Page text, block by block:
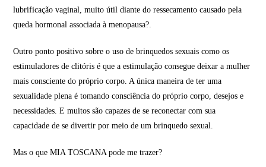
lubrificação vaginal, muito útil diante do ressecamento causado pela
queda hormonal associada à menopausa?.
Outro ponto positivo sobre o uso de brinquedos sexuais como os
estimuladores de clitóris é que a estimulação consegue deixar a mulher
mais consciente do próprio corpo. A única maneira de ter uma
sexualidade plena é tomando consciência do próprio corpo, desejos e
necessidades. E muitos são capazes de se reconectar com sua
capacidade de se divertir por meio de um brinquedo sexual.
Mas o que MIA TOSCANA pode me trazer?